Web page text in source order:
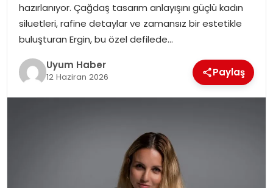
MAGAZIN
YAŞAM
hazırlanıyor. Çağdaş tasarım anlayışını güçlü kadın
siluetleri, rafine detaylar ve zamansız bir estetikle
buluşturan Ergin, bu özel defilede…
Uyum Haber
12 Haziran 2026 Paylaş